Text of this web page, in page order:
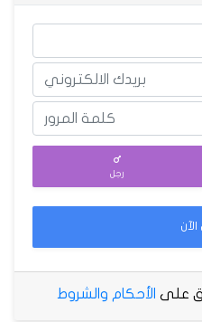
رجل
على الأحكام والشروط